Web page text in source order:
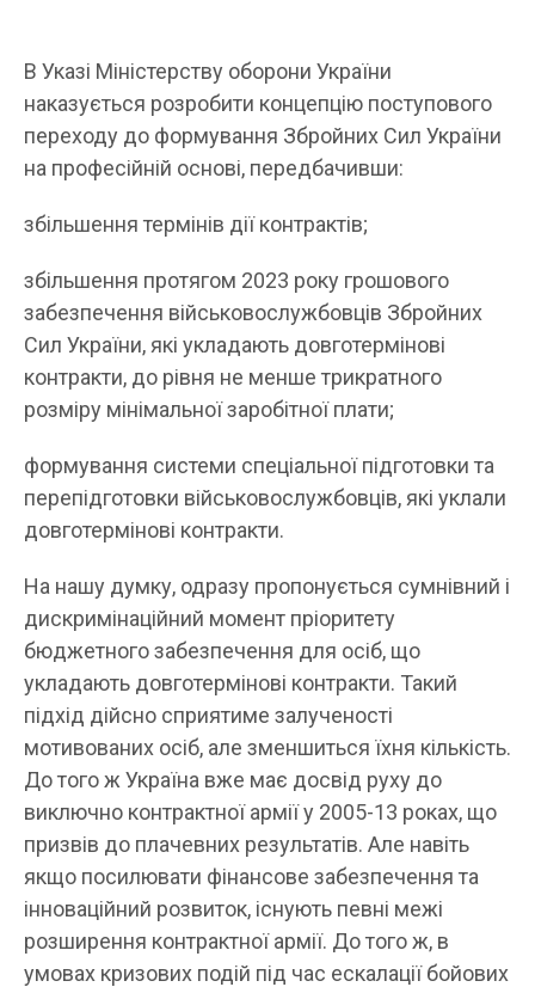
В Указі Міністерству оборони України
наказується розробити концепцію поступового
переходу до формування Збройних Сил України
на професійній основі, передбачивши:
збільшення термінів дії контрактів;
збільшення протягом 2023 року грошового
забезпечення військовослужбовців Збройних
Сил України, які укладають довготермінові
контракти, до рівня не менше трикратного
розміру мінімальної заробітної плати;
формування системи спеціальної підготовки та
перепідготовки військовослужбовців, які уклали
довготермінові контракти.
На нашу думку, одразу пропонується сумнівний і
дискримінаційний момент пріоритету
бюджетного забезпечення для осіб, що
укладають довготермінові контракти. Такий
підхід дійсно сприятиме залученості
мотивованих осіб, але зменшиться їхня кількість.
До того ж Україна вже має досвід руху до
виключно контрактної армії у 2005-13 роках, що
призвів до плачевних результатів. Але навіть
якщо посилювати фінансове забезпечення та
інноваційний розвиток, існують певні межі
розширення контрактної армії. До того ж, в
умовах кризових подій під час ескалації бойових